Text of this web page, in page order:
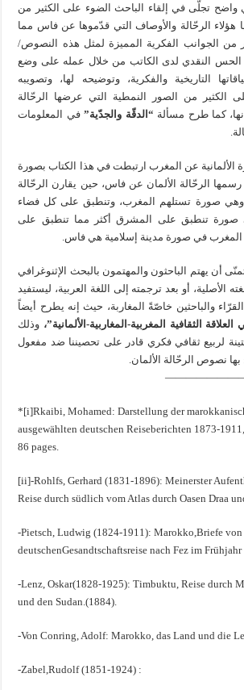
تجلّى في إلقاء الباحث الضوء على الكثير من
هؤلاء الرحّالة والأوصاف التي قدّموها عن فاس مما
من الجوانب الفكرية المميزة لمثل هذه النصوص/
الحس النقدي لدى الكاتب من خلال عمله على وضع
التاريخية والفكرية، وتوضيحه لها، وتصويبه
الكثير من الصور النمطية التي عرضها الرحّالة
كما طرح مسألة “الدقّة والجدّية”في المعلومات
الألمانية عن المغرب ارتبطت في هذا الكتاب بصورة
رسمها الرحّالة الألمان عن فاس، حين يقارن الرحّالة
وهي صورة تستلهم المغرب، وتنطبق على كل فضاء
صورة تنطبق على المشرق أكثر مما تنطبق على
المغرب في صورة مدينة إسلامية هي فاس.
أن يهتم الباحثون والمهتمون بالبحث الإثنوغرافي
الأصلية، أو بعد ترجمته إلى اللغة العربية، ليستفيد
والباحثين خاصّةً المغاربة، حيث إنه يطرح أيضاً
الثقافية المغربية-المغاربية-الألمانية”، وذلك
لربيع ثقافي فكري قادر على تحصيننا ضد مفعول
نصوص الرحّالة الألمان.
*[i]Rkaibi, Mohamed: Darstellung der
ausgewählten deutschen Reiseberichten 1873-
86 pages.
[ii]-Rohlfs, Gerhard (1831-1896): Meinerster
Reise durch südlich vom Atlas durch Oasen Draa
-Pietsch, Ludwig (1824-1911): Marokko,Briefe von
deutschenGesandtschaftsreise nach Fez im
-Lenz, Oskar(1828-1925): Timbuktu, Reise durch
und den Sudan.(1884).
-Von Conring, Adolf: Marokko, das Land und die
-Zabel,Rudolf (1851-1924) :